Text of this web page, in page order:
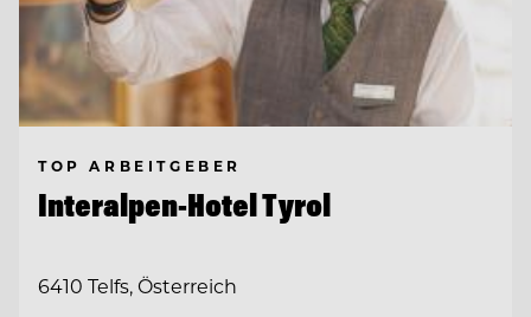
TOP ARBEITGEBER
Interalpen-Hotel Tyrol
6410 Telfs, Österreich